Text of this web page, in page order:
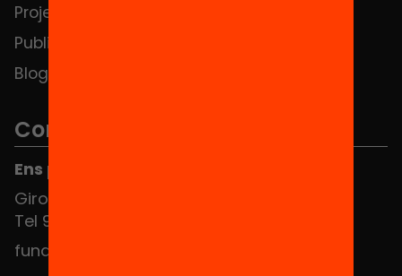
Projectes
Publicacions i vídeos
Blog
Contacte
Ens pots trobar al Hub Social
Girona 34, interior 08010 Barcelona
Tel 934 588 700
fundacio@equitat.org